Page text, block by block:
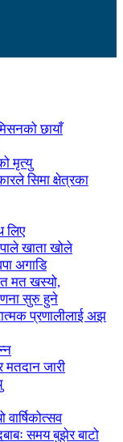
छायाँ
मृत्यु
सिमा क्षेत्रका
लिए
खाता खोले
अगाडि
मत खस्यो,
सुरु हुने
प्रणालीलाई अझ
मतदान जारी
समय बुझेर बाटो